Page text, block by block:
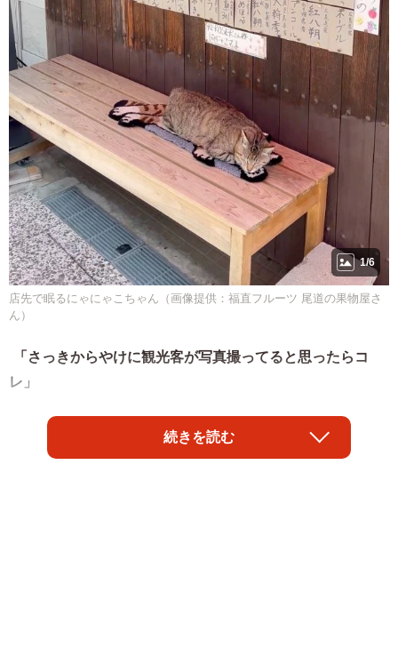
1/6
店先で眠るにゃにゃこちゃん（画像提供：福直フルーツ 尾道の果物屋さ
ん）
「さっきからやけに観光客が写真撮ってると思ったらコ
レ」
そんなコメントが添えられた動画がXで話題です。投稿した
のは、広島県尾道市で70年以上続く果物専門店「福直フル
続きを読む